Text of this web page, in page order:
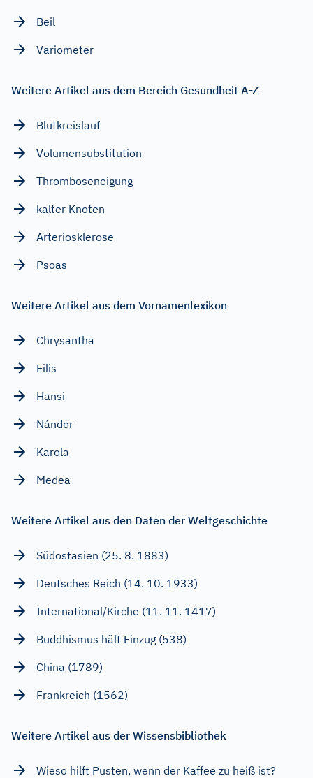
Beil
Variometer
Weitere Artikel aus dem Bereich Gesundheit A-Z
Blutkreislauf
Volumensubstitution
Thromboseneigung
kalter Knoten
Arteriosklerose
Psoas
Weitere Artikel aus dem Vornamenlexikon
Chrysantha
Eilis
Hansi
Nándor
Karola
Medea
Weitere Artikel aus den Daten der Weltgeschichte
Südostasien (25. 8. 1883)
Deutsches Reich (14. 10. 1933)
International/Kirche (11. 11. 1417)
Buddhismus hält Einzug (538)
China (1789)
Frankreich (1562)
Weitere Artikel aus der Wissensbibliothek
Wieso hilft Pusten, wenn der Kaffee zu heiß ist?